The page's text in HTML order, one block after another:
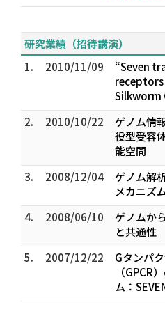
研究業績（招待講演）
1.
2010/11/09
“Seven
Silkworm
2.
2010/10/22
ゲノム情
役型受容
能空間
3.
2008/12/04
ゲノム解
メカニズ
4.
2008/06/10
ゲノムか
と共通性
5.
2007/12/22
Gタンパ
（GPCR
ム：